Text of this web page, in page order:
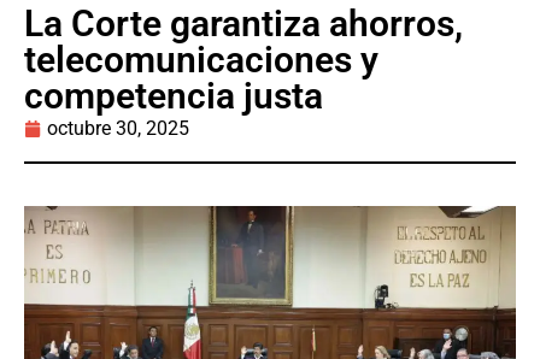
La Corte garantiza ahorros,
telecomunicaciones y
competencia justa
octubre 30, 2025